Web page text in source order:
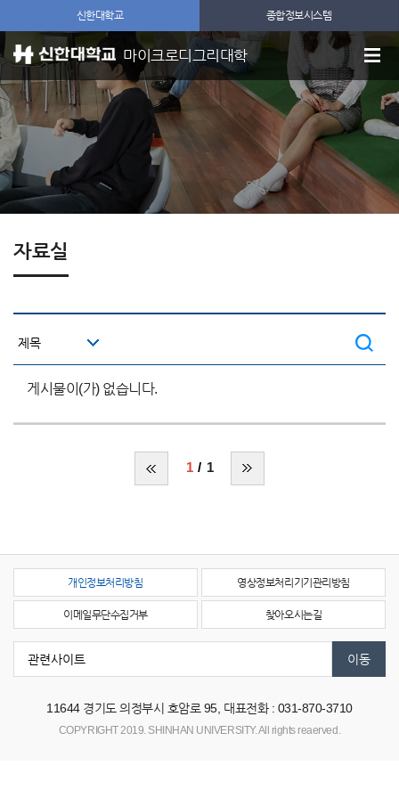
신한대학교 종합정보시스템
마이크로디그리대학
자료실
게시물이(가) 없습니다.
1 1
개인정보처리방침 영상정보처리기기관리방침
이메일무단수집거부 찾아오시는길
11644 경기도 의정부시 호암로 95, 대표전화 : 031-870-3710
COPYRIGHT 2019. SHINHAN UNIVERSITY. All rights reaerved.